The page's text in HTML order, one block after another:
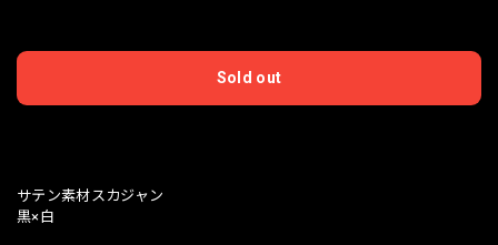
Sold out
サテン素材スカジャン
黒×白